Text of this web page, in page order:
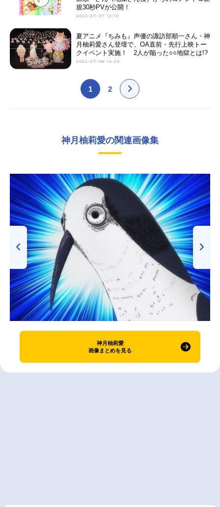
規30秒PVが公開！
2022-07-07 12:10
夏アニメ『ちみも』声優の諏訪部順一さん・神
月柚莉愛さん登壇で、OA直前・先行上映トー
クイベント実施！ 2人が陥った○○地獄とは!?
2022-07-06 14:20
1 2
神月柚莉愛の関連画像集
神月柚莉愛
画像まとめを見る